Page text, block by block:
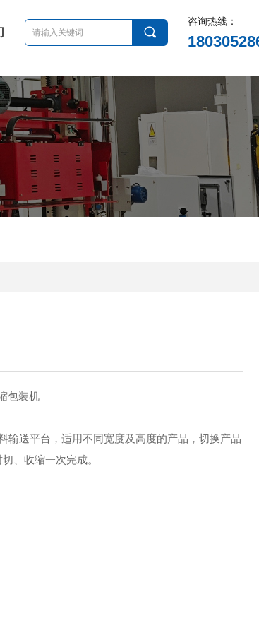
咨询热线：
끠
包装机
输送平台，适用不同宽度及高度的产品，切换产品
、收缩一次完成。